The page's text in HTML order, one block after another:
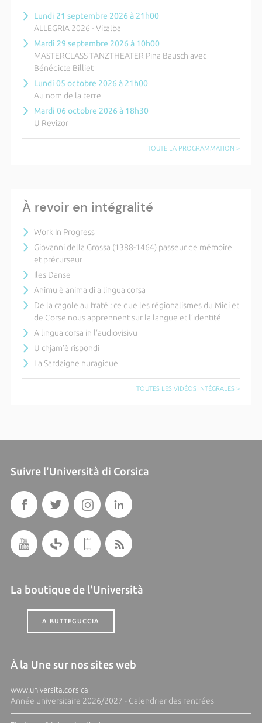
Lundi 21 septembre 2026 à 21h00
ALLEGRIA 2026 - Vitalba
Mardi 29 septembre 2026 à 10h00
MASTERCLASS TANZTHEATER Pina Bausch avec
Bénédicte Billiet
Lundi 05 octobre 2026 à 21h00
Au nom de la terre
Mardi 06 octobre 2026 à 18h30
U Revizor
TOUTE LA PROGRAMMATION >
À revoir en intégralité
Work In Progress
Giovanni della Grossa (1388-1464) passeur de mémoire
et précurseur
Iles Danse
Animu è anima di a lingua corsa
De la cagole au fraté : ce que les régionalismes du Midi et
de Corse nous apprennent sur la langue et l’identité
A lingua corsa in l’audiovisivu
U chjam’è rispondi
La Sardaigne nuragique
TOUTES LES VIDÉOS INTÉGRALES >
Suivre l'Università di Corsica
La boutique de l'Università
A BUTTEGUCCIA
À la Une sur nos sites web
www.universita.corsica
Année universitaire 2026/2027 - Calendrier des rentrées